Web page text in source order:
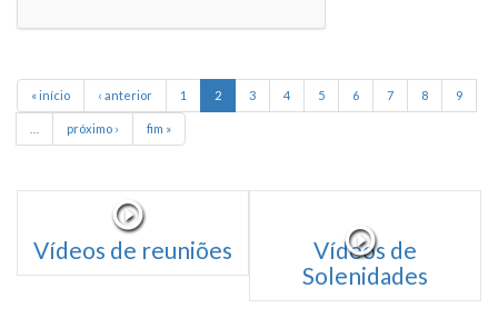
« início ‹ anterior 1 2 3 4 5 6 7 8 9
próximo › fim »
Vídeos de reuniões
Vídeos de
Solenidades